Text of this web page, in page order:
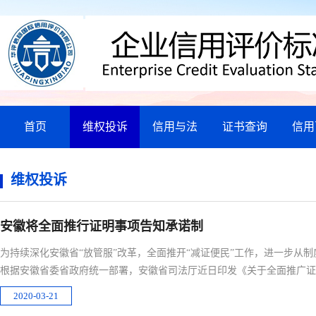
首页 维权投诉 信用与法 证书查询 信
维权投诉
安徽将全面推行证明事项告知承诺制
为持续深化安徽省“放管服”改革，全面推开“减证便民”工作，进一步从
根据安徽省委省政府统一部署，安徽省司法厅近日印发《关于全面推广
2020-03-21